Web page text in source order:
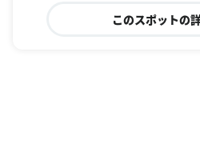
このスポットの